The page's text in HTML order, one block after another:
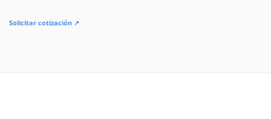
Solicitar cotización ↗